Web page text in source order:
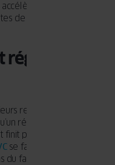
l’usure des
de nettoyage
des
reprises : s’il faut forcer
réglage s’impose. Un
par compromettre
se fait sur les points de
du fabricant et le type de